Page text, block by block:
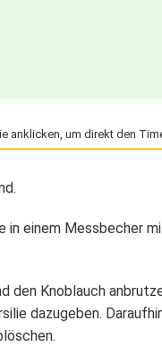
anklicken, um direkt den
in einem Messbecher
den Knoblauch
dazugeben.